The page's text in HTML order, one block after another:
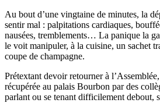
Au bout d’une vingtaine de minutes, la
sentir mal : palpitations cardiaques,
nausées, tremblements… La panique la
le voit manipuler, à la cuisine, un sachet
coupe de champagne.
Prétextant devoir retourner à
récupérée au palais Bourbon par des
parlant ou se tenant difficilement debout,